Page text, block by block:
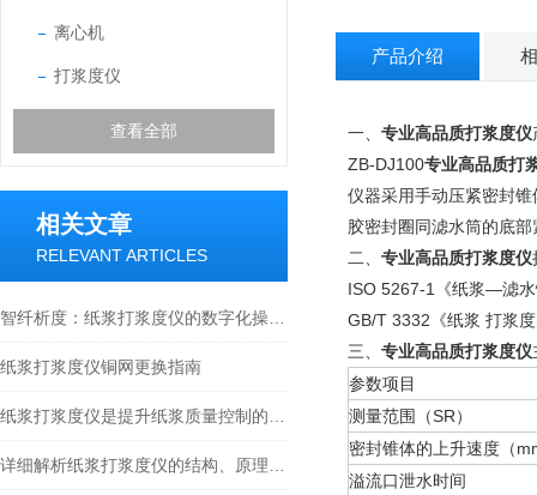
离心机
打浆度仪
查看全部
相关文章
RELEVANT ARTICLES
纸浆打浆度仪铜网更换指南
产品介绍
一、 专业高品质打浆度仪
ZB-DJ100专业高品质打
仪器采用手动压紧密封
胶密封圈同滤水筒的底
二、 专业高品质打浆度仪
ISO 5267-1《纸浆—滤
GB/T 3332《纸浆 打浆
三、 专业高品质打浆度仪
参数项目
测量范围（SR）
密封锥体的上升速度（
溢流口泄水时间